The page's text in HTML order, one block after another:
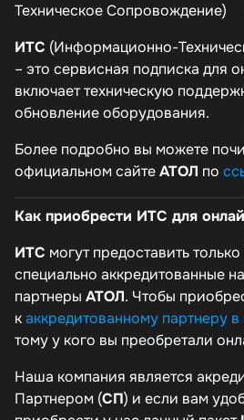
Техническое Сопровождение)
ИТС (Информационно-
– это сервисная подписка для
включает техническую
обновление оборудования.
Более подробно вы можете
официальном сайтеАТОЛ по
Как приобрести ИТС для
ИТС могут предоставить
специально аккредитованные
партнеры АТОЛ. Чтобы
каккредитованному партнеру
тому у кого вы преобретали
Наша компания является
Партнером (СП) и если вам